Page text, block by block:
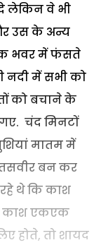
लेकिन वे भी
उस के अन्य
भवर में फंसते
नदी में सभी को
को बचाने के
चंद मिनटों
मातम में
बन कर
थे कि काश
काश एकएक
होते, तो शायद